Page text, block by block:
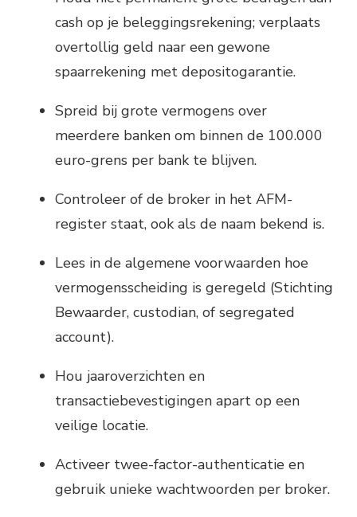
cash op je beleggingsrekening; verplaats
overtollig geld naar een gewone
spaarrekening met depositogarantie.
Spreid bij grote vermogens over
meerdere banken om binnen de 100.000
euro-grens per bank te blijven.
Controleer of de broker in het AFM-
register staat, ook als de naam bekend is.
Lees in de algemene voorwaarden hoe
vermogensscheiding is geregeld (Stichting
Bewaarder, custodian, of segregated
account).
Hou jaaroverzichten en
transactiebevestigingen apart op een
veilige locatie.
Activeer twee-factor-authenticatie en
gebruik unieke wachtwoorden per broker.